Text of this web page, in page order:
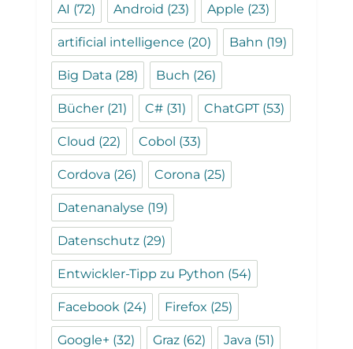
AI (72) Android (23) Apple (23)
artificial intelligence (20) Bahn (19)
Big Data (28) Buch (26)
Bücher (21) C# (31) ChatGPT(53)
Cloud (22) Cobol (33)
Cordova (26) Corona (25)
Datenanalyse (19)
Datenschutz (29)
Entwickler-Tipp zu Python (54)
Facebook (24) Firefox (25)
Google+ (32) Graz (62) Java (51)